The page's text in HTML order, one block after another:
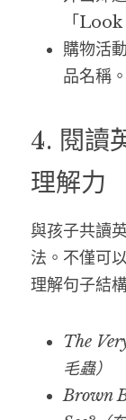
「
購物活
品名稱。
4. 閱讀
理解力
與孩子共讀
法。不僅可
理解句子結
The
毛蟲）
Brown